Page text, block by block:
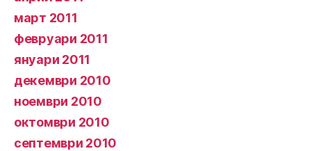
март 2011
февруари 2011
януари 2011
декември 2010
ноември 2010
октомври 2010
септември 2010